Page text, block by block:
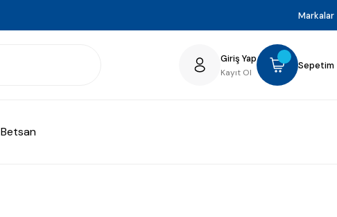
Markalar
Giriş Yap
Kayıt Ol
Sepetim
Betsan